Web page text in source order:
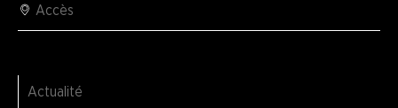
Accès
Actualité